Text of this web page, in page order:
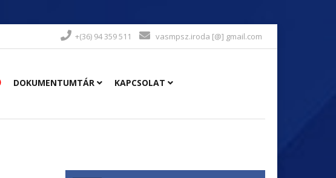
+(36) 94 359 511 vasmpsz.iroda [@] gmail.com
DOKUMENTUMTÁR KAPCSOLAT